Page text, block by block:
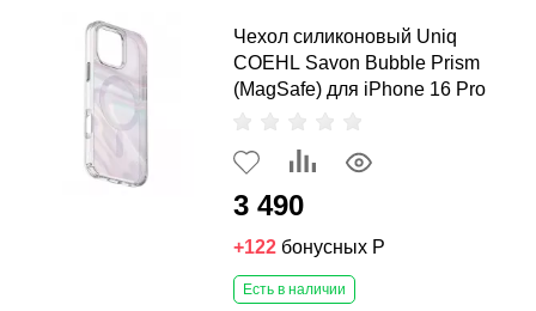
Чехол силиконовый Uniq
COEHL Savon Bubble Prism
(MagSafe) для iPhone 16 Pro
3 490
+122 бонусных Р
Есть в наличии